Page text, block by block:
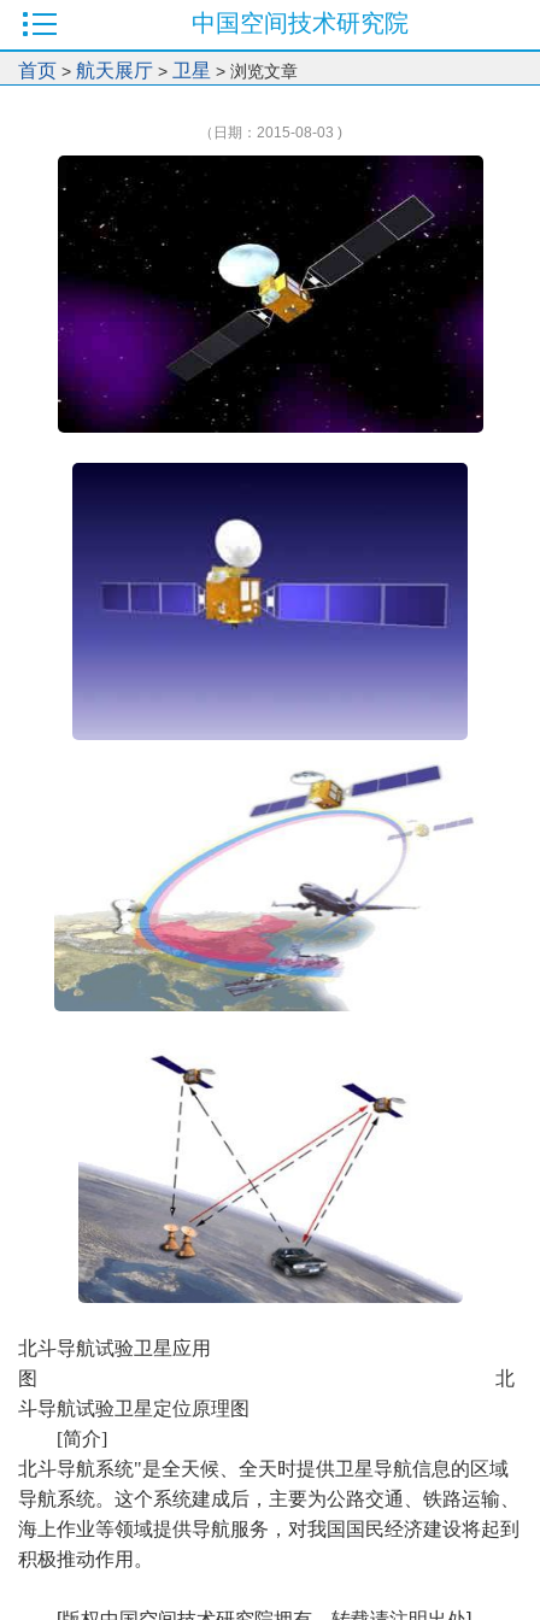
中国空间技术研究院
首页 > 航天展厅 > 卫星 > 浏览文章
（日期：2015-08-03 )
北斗导航试验卫星应用
图 北
斗导航试验卫星定位原理图
[简介]
北斗导航系统"是全天候、全天时提供卫星导航信息的区域
导航系统。这个系统建成后，主要为公路交通、铁路运输、
海上作业等领域提供导航服务，对我国国民经济建设将起到
积极推动作用。